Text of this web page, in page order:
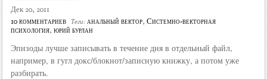
Дек 20, 2011
10 комментариев Теги:анальный вектор, Системно-векторная
психология, юрий бурлан
Эпизоды лучше записывать в течение дня в отдельный файл,
например, в гугл докс/блокнот/записную книжку, а потом уже
разбирать.